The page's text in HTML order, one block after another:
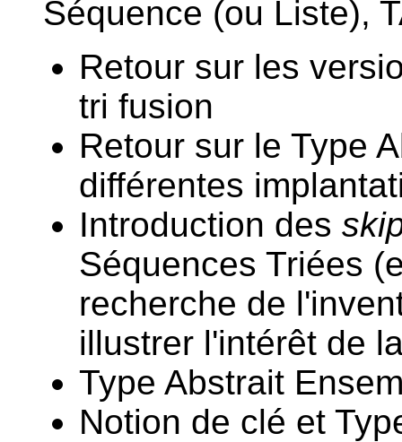
Séquence (ou Liste),
Retour sur les
tri fusion
Retour sur le Type
différentes
Introduction des
Séquences Triées
recherche de
illustrer l'intérêt de
Type Abstrait
Notion de clé et